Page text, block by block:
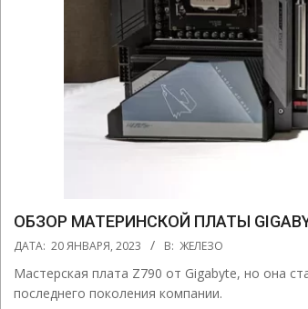
ОБЗОР МАТЕРИНСКОЙ ПЛАТЫ
2023-
20
ДАТА: 20 ЯНВАРЯ, 2023 В: ЖЕЛЕЗО
Мастерская плата Z790 от Gigabyte, но она
последнего поколения компании.